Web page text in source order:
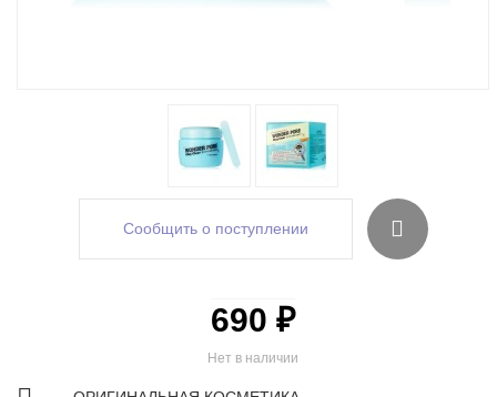
Сообщить о поступлении
Нет в наличии
690 ₽